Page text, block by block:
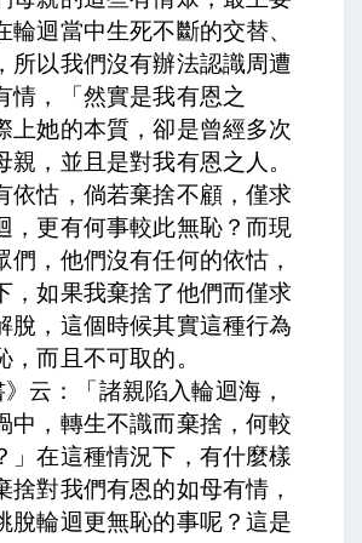
輪迴當中生死不斷的交替、
所以我們沒有辦法認識周遭
情，「然實是我有恩之
上她的本質，卻是曾經多次
親，並且是對我有恩之人。
依怙，倘若棄捨不顧，僅求
，更有何事較此無恥 ？而現
們，他們沒有任何的依怙，
，如果我棄捨了他們而僅求
脫，這個時候其實這種行為
，而且不可取的。
》云：「諸親陷入輪迴海，
中，轉生不識而棄捨，何較
」在這種情況下，有什麼樣
捨對我們有恩的如母有情，
脫輪迴更無恥的事呢？這是